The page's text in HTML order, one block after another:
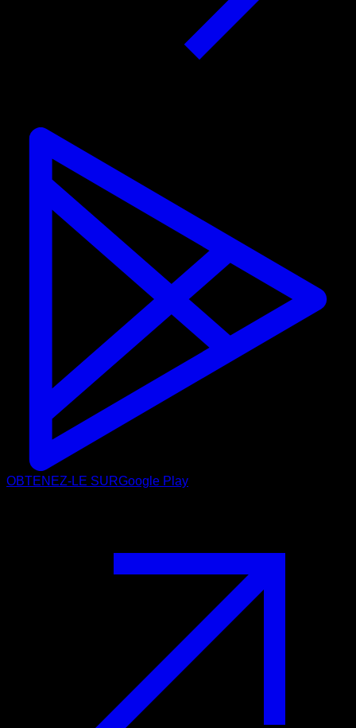
OBTENEZ-LE SURGoogle Play